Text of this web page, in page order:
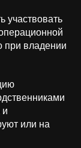
участвовать
при владении
и
или на